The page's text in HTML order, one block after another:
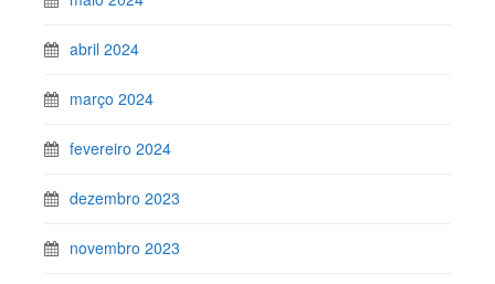
abril 2024
março 2024
fevereiro 2024
dezembro 2023
novembro 2023